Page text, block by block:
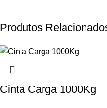
Produtos
Cinta Carga 1000Kg